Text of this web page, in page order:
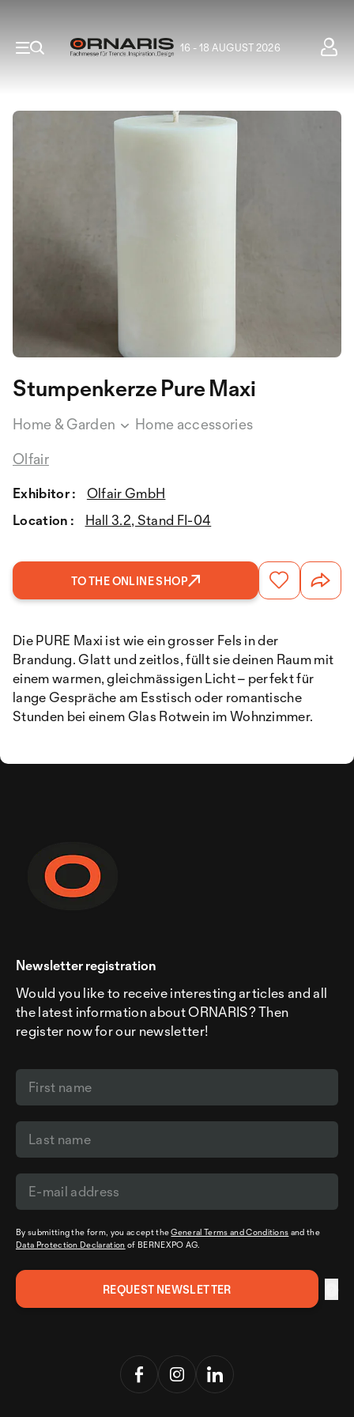
16 - 18 AUGUST 2026
Stumpenkerze Pure Maxi
Home & Garden
Home accessories
Olfair
Exhibitor :
Olfair GmbH
Location :
Hall 3.2, Stand FI-04
TO THE ONLINE SHOP
Die PURE Maxi ist wie ein grosser Fels in der
Brandung. Glatt und zeitlos, füllt sie deinen Raum mit
einem warmen, gleichmässigen Licht – perfekt für
lange Gespräche am Esstisch oder romantische
Stunden bei einem Glas Rotwein im Wohnzimmer.
Newsletter registration
Would you like to receive interesting articles and all
the latest information about ORNARIS? Then
register now for our newsletter!
By submitting the form, you accept theGeneral Terms and Conditions and the
Data Protection Declaration of BERNEXPO AG.